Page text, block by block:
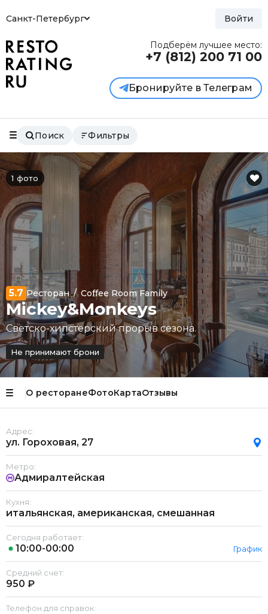
Санкт-Петербург Войти
Подберём лучшее место:
+7 (812) 200 71 00
Бронируйте в Телеграм
Поиск Фильтры
1 фото
5.7 Ресторан / Coffee Room Family
Mickey&Monkeys
Светско-хипстерский прорыв сезона.
Не принимают брони
О ресторанеФотоКартаОтзывы
Адрес:
ул. Гороховая, 27
Метро:
Адмиралтейская
Кухня:
итальянская, американская, смешанная
Сегодня работает:
10:00-00:00 График
Средний счет:
950 ₽
Телефон для справок: